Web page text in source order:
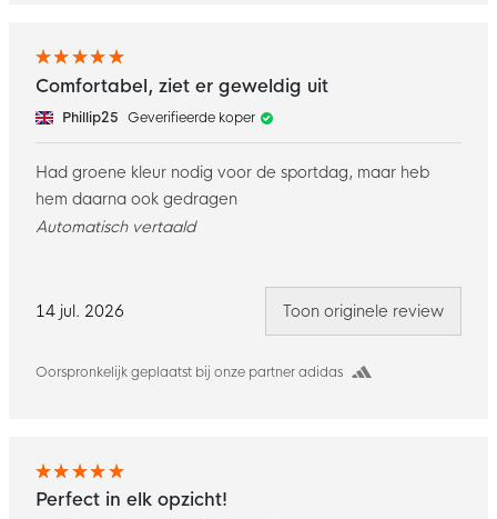
14 jul. 2026
Oorspronkelijk geplaatst bij onze partner adidas
Comfortabel, ziet er geweldig uit
Phillip25 Geverifieerde koper
Had groene kleur nodig voor de sportdag, maar heb
hem daarna ook gedragen
Automatisch vertaald
Toon originele review
Perfect in elk opzicht!